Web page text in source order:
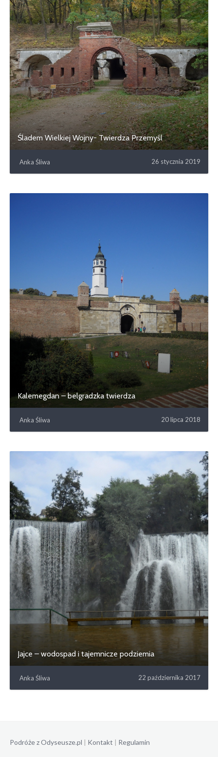
Śladem Wielkiej Wojny- Twierdza Przemyśl
Anka Śliwa 26 stycznia 2019
Kalemegdan – belgradzka twierdza
Anka Śliwa 20 lipca 2018
Jajce – wodospad i tajemnicze podziemia
Anka Śliwa 22 października 2017
Podróże z Odyseusze.pl | Kontakt | Regulamin